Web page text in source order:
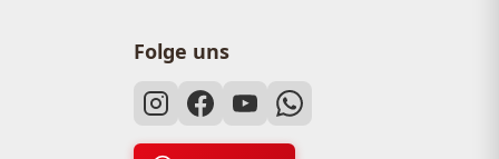
Folge uns